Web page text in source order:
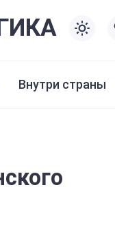
Внутри страны